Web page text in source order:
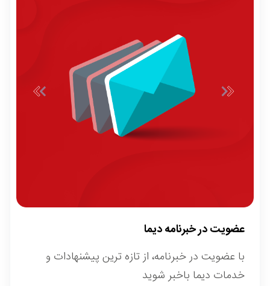
عضویت در خبرنامه دیما
با عضویت در خبرنامه، از تازه ترین پیشنهادات و
خدمات دیما باخبر شوید